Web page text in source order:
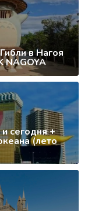
в Нагоя
NAGOYA
сегодня +
(лето